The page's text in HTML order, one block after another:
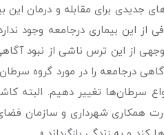
برای مقابله و درمان این
این بیماری درجامعه وجود
از این ترس ناشی از نبود
درجامعه را در مورد گروه
همکاری شهرداری و سازمان